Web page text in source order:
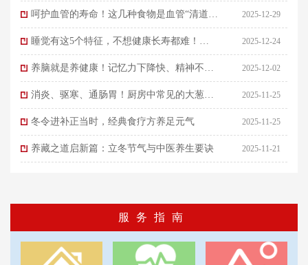
呵护血管的寿命！这几种食物是血管“清道
夫”
2025-12-29
睡觉有这5个特征，不想健康长寿都难！养
好睡眠，中医建议先“睡心”再“睡眼”
2025-12-24
养脑就是养健康！记忆力下降快、精神不集
中……快看看你是不是经常这样伤害大脑！
2025-12-02
消炎、驱寒、通肠胃！厨房中常见的大葱，
竟有这么多好处
2025-11-25
冬令进补正当时，经典食疗方养足元气 2025-11-25
养藏之道启新篇：立冬节气与中医养生要诀 2025-11-21
服务指南